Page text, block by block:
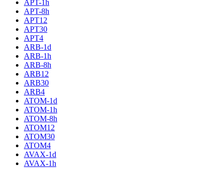
APT-1h
APT-8h
APT12
APT30
APT4
ARB-1d
ARB-1h
ARB-8h
ARB12
ARB30
ARB4
ATOM-1d
ATOM-1h
ATOM-8h
ATOM12
ATOM30
ATOM4
AVAX-1d
AVAX-1h